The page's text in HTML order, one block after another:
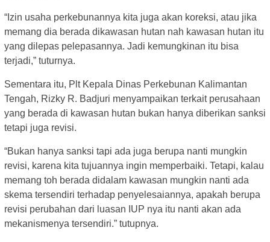
“Izin usaha perkebunannya kita juga akan koreksi, atau jika
memang dia berada dikawasan hutan nah kawasan hutan itu
yang dilepas pelepasannya. Jadi kemungkinan itu bisa
terjadi,” tuturnya.
Sementara itu, Plt Kepala Dinas Perkebunan Kalimantan
Tengah, Rizky R. Badjuri menyampaikan terkait perusahaan
yang berada di kawasan hutan bukan hanya diberikan sanksi
tetapi juga revisi.
“Bukan hanya sanksi tapi ada juga berupa nanti mungkin
revisi, karena kita tujuannya ingin memperbaiki. Tetapi, kalau
memang toh berada didalam kawasan mungkin nanti ada
skema tersendiri terhadap penyelesaiannya, apakah berupa
revisi perubahan dari luasan IUP nya itu nanti akan ada
mekanismenya tersendiri.” tutupnya.